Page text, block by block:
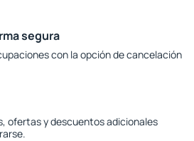
segura
con la opción de cancelación
ofertas y descuentos adicionales